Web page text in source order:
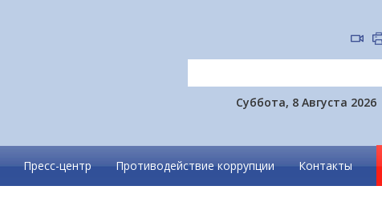
Суббота, 8 Августа 2026
Пресс-центр Противодействие коррупции Контакты